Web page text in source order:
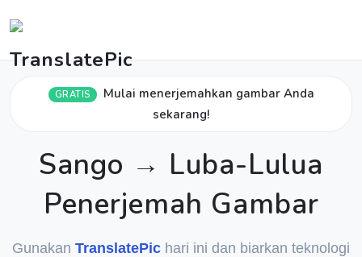
GRATIS
Mulai menerjemahkan gambar Anda
sekarang!
Sango → Luba-Lulua
Penerjemah Gambar
Gunakan TranslatePic hari ini dan biarkan teknologi